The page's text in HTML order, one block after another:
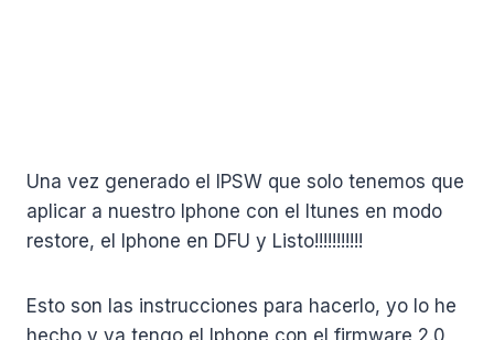
Una vez generado el IPSW que solo tenemos que
aplicar a nuestro Iphone con el Itunes en modo
restore, el Iphone en DFU y Listo!!!!!!!!!!!
Esto son las instrucciones para hacerlo, yo lo he
hecho y ya tengo el Iphone con el firmware 2.0